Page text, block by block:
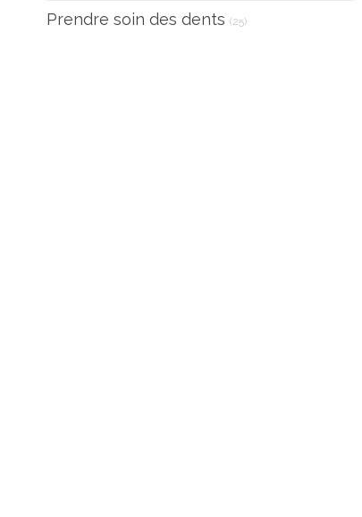
Prendre soin des dents (25)